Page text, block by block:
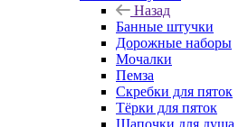
Назад
Банные штучки
Дорожные наборы
Мочалки
Пемза
Скребки для пяток
Тёрки для пяток
Шапочки для душа